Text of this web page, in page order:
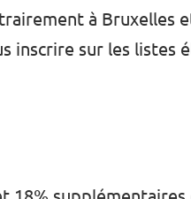
à Bruxelles
inscrire sur les listes